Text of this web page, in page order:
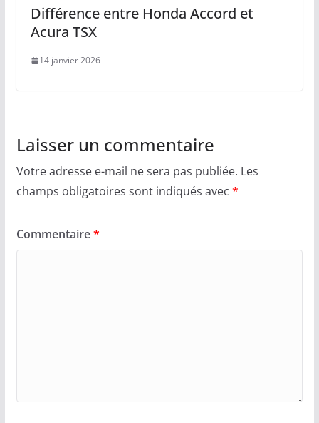
Différence entre Honda Accord et
Acura TSX
14 janvier 2026
Laisser un commentaire
Votre adresse e-mail ne sera pas publiée. Les
champs obligatoires sont indiqués avec *
Commentaire*